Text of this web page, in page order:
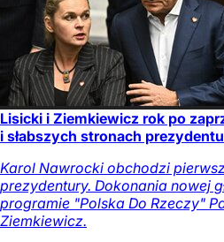
Lisicki i Ziemkiewicz rok po
i słabszych stronach
Karol Nawrocki obchodzi
prezydentury. Dokonania nowej
programie "Polska Do Rzeczy"
Ziemkiewicz.